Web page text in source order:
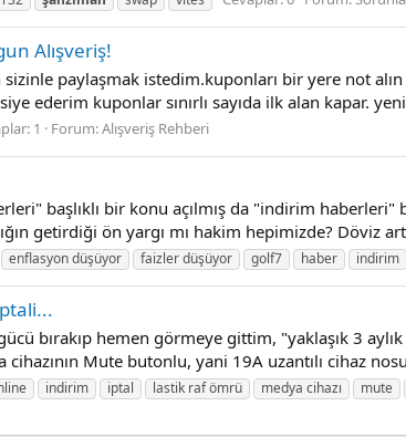
Alışveriş!
paylaşmak istedim.kuponları bir yere not
ederim kuponlar sınırlı sayıda ilk alan kapar.
1 Forum:Alışveriş Rehberi
başlıklı bir konu açılmış da "indirim haberleri"
getirdiği ön yargı mı hakim hepimizde? Döviz
enflasyon düşüyor faizler düşüyor golf7 haber indirim
bırakıp hemen görmeye gittim, "yaklaşık 3
Mute butonlu, yani 19A uzantılı cihaz
indirim iptal lastik raf ömrü medya cihazı mute